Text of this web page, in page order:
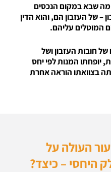
מה שבא במקום הנכסים
– של העזבון הם, והוא הדין
המוטלים עליהם.
חובות העזבון ושל
יופחתו המנות לפי יחס
בצוואתו הוראה אחרת
העולה על
היחסי – כיצד?